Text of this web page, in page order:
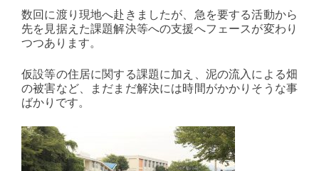
数回に渡り現地へ赴きましたが、急を要する活動から
先を見据えた課題解決等への支援へフェースが変わり
つつあります。
仮設等の住居に関する課題に加え、泥の流入による畑
の被害など、まだまだ解決には時間がかかりそうな事
ばかりです。